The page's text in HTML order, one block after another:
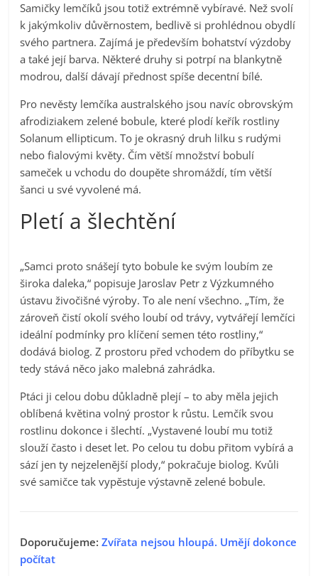
Samičky lemčíků jsou totiž extrémně vybíravé. Než svolí
k jakýmkoliv důvěrnostem, bedlivě si prohlédnou obydlí
svého partnera. Zajímá je především bohatství výzdoby
a také její barva. Některé druhy si potrpí na blankytně
modrou, další dávají přednost spíše decentní bílé.
Pro nevěsty lemčíka australského jsou navíc obrovským
afrodiziakem zelené bobule, které plodí keřík rostliny
Solanum ellipticum. To je okrasný druh lilku s rudými
nebo fialovými květy. Čím větší množství bobulí
sameček u vchodu do doupěte shromáždí, tím větší
šanci u své vyvolené má.
Pletí a šlechtění
„Samci proto snášejí tyto bobule ke svým loubím ze
široka daleka,“ popisuje Jaroslav Petr z Výzkumného
ústavu živočišné výroby. To ale není všechno. „Tím, že
zároveň čistí okolí svého loubí od trávy, vytvářejí lemčíci
ideální podmínky pro klíčení semen této rostliny,“
dodává biolog. Z prostoru před vchodem do příbytku se
tedy stává něco jako malebná zahrádka.
Ptáci ji celou dobu důkladně plejí – to aby měla jejich
oblíbená květina volný prostor k růstu. Lemčík svou
rostlinu dokonce i šlechtí. „Vystavené loubí mu totiž
slouží často i deset let. Po celou tu dobu přitom vybírá a
sází jen ty nejzelenější plody,“ pokračuje biolog. Kvůli
své samičce tak vypěstuje výstavně zelené bobule.
Doporučujeme:Zvířata nejsou hloupá. Umějí dokonce
počítat